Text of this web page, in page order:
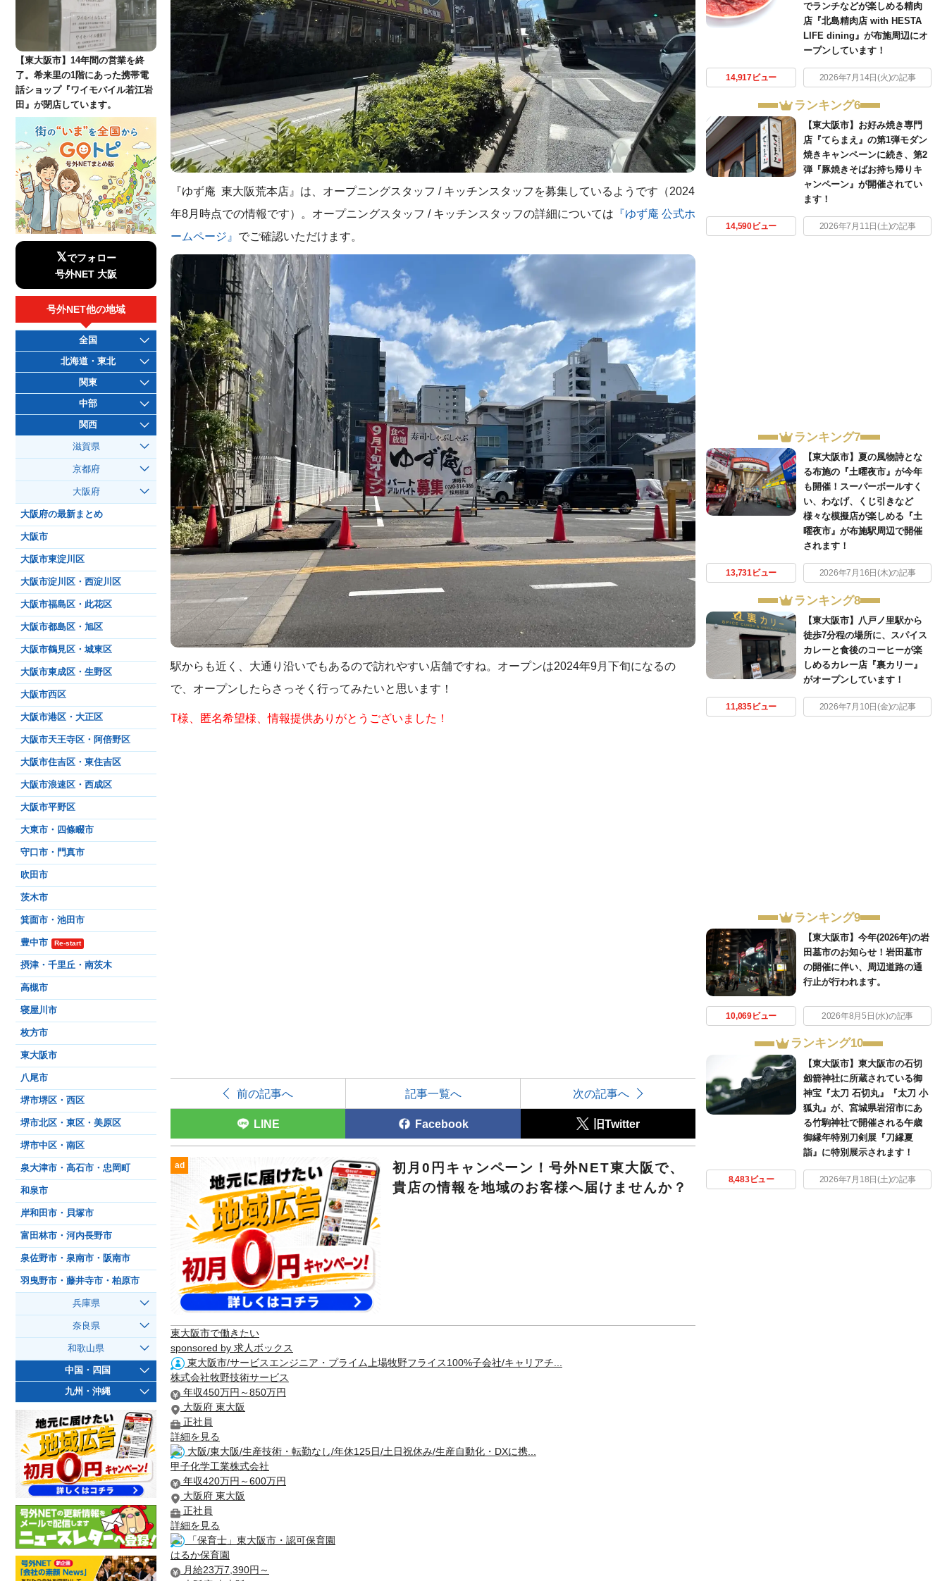
『ゆず庵 東大阪荒本店』は、オープニングスタッフ / キッチンスタッフを募集しているようです（2024
年8月時点での情報です）。オープニングスタッフ / キッチンスタッフの詳細については 『ゆず庵 公式ホ
ームページ』 でご確認いただけます。
駅からも近く、大通り沿いでもあるので訪れやすい店舗ですね。オープンは2024年9月下旬になるの
で、オープンしたらさっそく行ってみたいと思います！
T様、匿名希望様、情報提供ありがとうございました！
前の記事へ 記事一覧へ 次の記事へ
LINE Facebook 旧Twitter
ad
初月0円キャンペーン！号外NET東大阪で、
貴店の情報を地域のお客様へ届けませんか？
東大阪市で働きたい
sponsored by 求人ボックス
東大阪市/サービスエンジニア・プライム上場牧野フライス100%子会社/キャリアチ...
株式会社牧野技術サービス
年収450万円～850万円
大阪府 東大阪
正社員
詳細を見る
大阪/東大阪/生産技術・転勤なし/年休125日/土日祝休み/生産自動化・DXに携...
甲子化学工業株式会社
年収420万円～600万円
大阪府 東大阪
正社員
詳細を見る
「保育士」東大阪市・認可保育園
はるか保育園
月給23万7,390円～
でランチなどが楽しめる精肉
店『北島精肉店 with HESTA
LIFE dining』が布施周辺にオ
ープンしています！
14,917ビュー 2026年7月14日(火)の記事
ランキング6
【東大阪市】お好み焼き専門
店『てらまえ』の第1弾モダン
焼きキャンペーンに続き、第2
弾『豚焼きそばお持ち帰りキ
ャンペーン』が開催されてい
ます！
14,590ビュー 2026年7月11日(土)の記事
ランキング7
【東大阪市】夏の風物詩とな
る布施の『土曜夜市』が今年
も開催！スーパーボールすく
い、わなげ、くじ引きなど
様々な模擬店が楽しめる『土
曜夜市』が布施駅周辺で開催
されます！
13,731ビュー 2026年7月16日(木)の記事
ランキング8
【東大阪市】八戸ノ里駅から
徒歩7分程の場所に、スパイス
カレーと食後のコーヒーが楽
しめるカレー店『裏カリー』
がオープンしています！
11,835ビュー 2026年7月10日(金)の記事
ランキング9
【東大阪市】今年(2026年)の岩
田墓市のお知らせ！岩田墓市
の開催に伴い、周辺道路の通
行止が行われます。
10,069ビュー 2026年8月5日(水)の記事
ランキング10
【東大阪市】東大阪市の石切
劔箭神社に所蔵されている御
神宝『太刀 石切丸』『太刀 小
狐丸』が、宮城県岩沼市にあ
る竹駒神社で開催される午歳
御縁年特別刀剣展『刀縁夏
詣』に特別展示されます！
8,483ビュー 2026年7月18日(土)の記事
【東大阪市】14年間の営業を終
了。希来里の1階にあった携帯電
話ショップ『ワイモバイル若江岩
田』が閉店しています。
𝕏でフォロー
号外NET 大阪
号外NET他の地域
全国
北海道・東北
関東
中部
関西
滋賀県
京都府
大阪府
大阪府の最新まとめ
大阪市
大阪市東淀川区
大阪市淀川区・西淀川区
大阪市福島区・此花区
大阪市都島区・旭区
大阪市鶴見区・城東区
大阪市東成区・生野区
大阪市西区
大阪市港区・大正区
大阪市天王寺区・阿倍野区
大阪市住吉区・東住吉区
大阪市浪速区・西成区
大阪市平野区
大東市・四條畷市
守口市・門真市
吹田市
茨木市
箕面市・池田市
豊中市 Re-start
摂津・千里丘・南茨木
高槻市
寝屋川市
枚方市
東大阪市
八尾市
堺市堺区・西区
堺市北区・東区・美原区
堺市中区・南区
泉大津市・高石市・忠岡町
和泉市
岸和田市・貝塚市
富田林市・河内長野市
泉佐野市・泉南市・阪南市
羽曳野市・藤井寺市・柏原市
兵庫県
奈良県
和歌山県
中国・四国
九州・沖縄